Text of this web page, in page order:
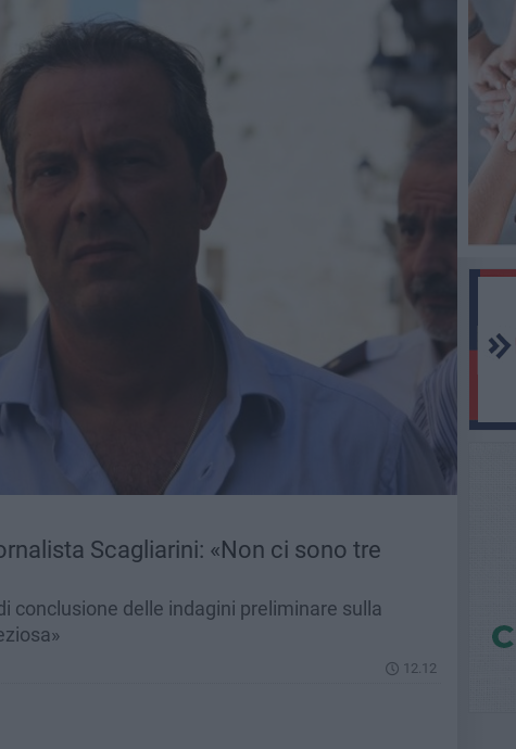
Scagliarini: «Non ci sono tre
conclusione delle indagini preliminare sulla
12.12